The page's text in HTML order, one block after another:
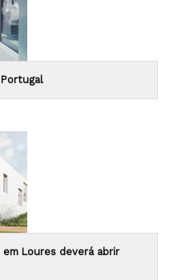
Loures deverá abrir